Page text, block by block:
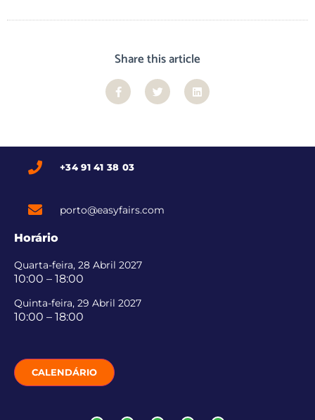
Share this article
+34 91 41 38 03
porto@easyfairs.com
Horário
Quarta-feira, 28 Abril 2027
10:00 – 18:00
Quinta-feira, 29 Abril 2027
10:00 – 18:00
CALENDÁRIO